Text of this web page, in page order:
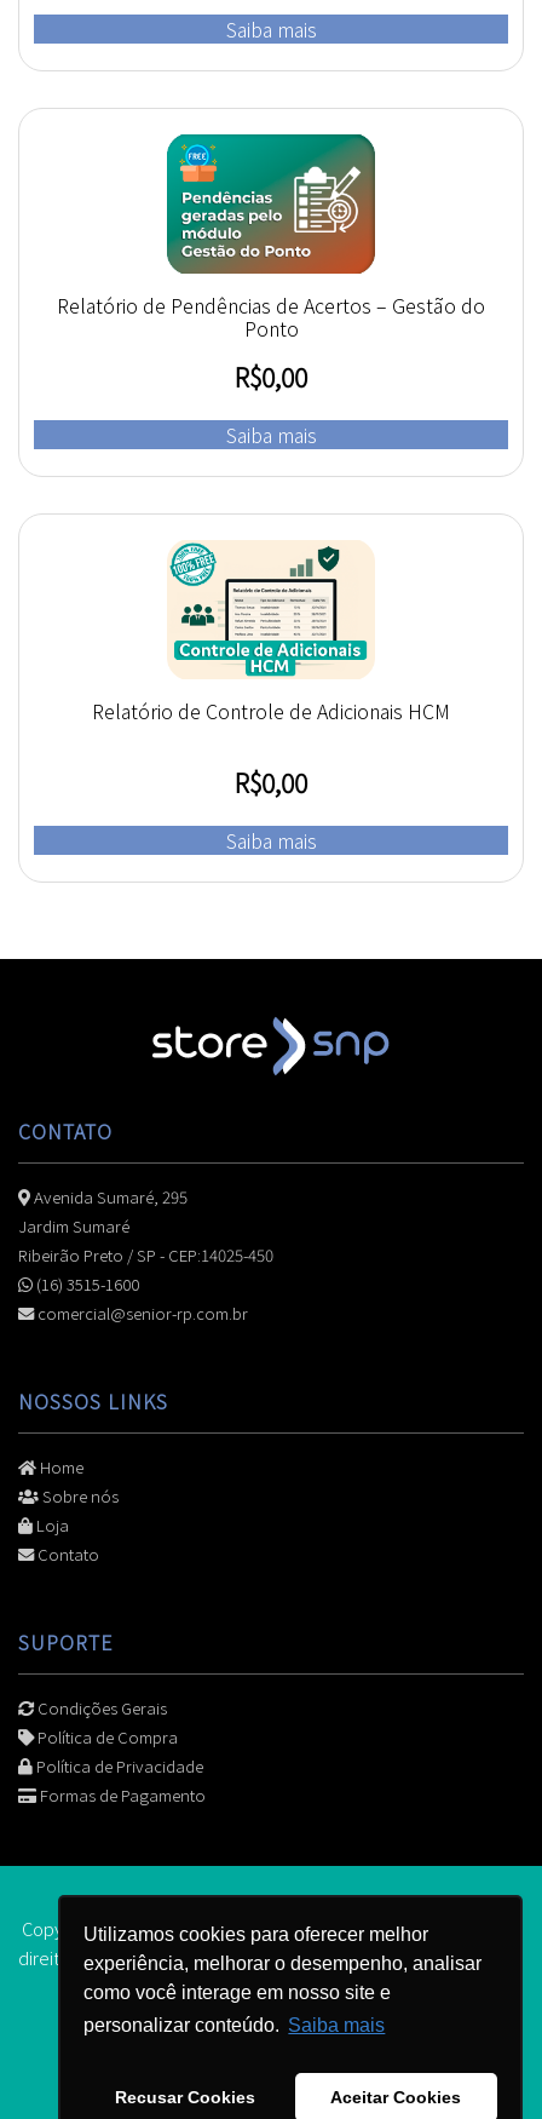
Utilizamos cookies para oferecer melhor
experiência, melhorar o desempenho, analisar
como você interage em nosso site e
personalizar conteúdo. Saiba mais
Recusar Cookies Aceitar Cookies
Saiba mais
Relatório de Pendências de Acertos – Gestão do
Ponto
R$0,00
Saiba mais
Relatório de Controle de Adicionais HCM
R$0,00
Saiba mais
CONTATO
Avenida Sumaré, 295
Jardim Sumaré
Ribeirão Preto / SP - CEP:14025-450
(16) 3515-1600
comercial@senior-rp.com.br
NOSSOS LINKS
Home
Sobre nós
Loja
Contato
SUPORTE
Condições Gerais
Política de Compra
Política de Privacidade
Formas de Pagamento
Copyright © 2006 - 2026 | Senior Noroeste Paulista todos os
direitos reservados..